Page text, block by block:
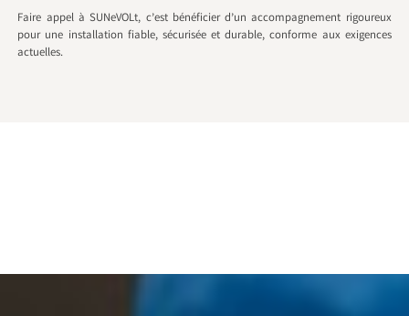
Faire appel à SUNeVOLt, c’est bénéficier d’un accompagnement rigoureux
pour une installation fiable, sécurisée et durable, conforme aux exigences
actuelles.